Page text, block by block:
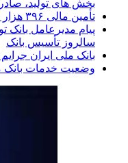
بخش های تولید،
تأمین مالی ۳۹۶ هزار واحد نهضت ملی توسط بانک مسکن
سالروز تأسیس بانک
بانک ملی ایران
وضعیت خدمات بانک